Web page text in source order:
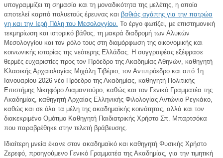
υπογραμμίζει τη σημασία και τη μοναδικότητα της μελέτης, η οποία
αποτελεί καρπό πολυετούς έρευνας και βαθιάς αγάπης για την πατρώα
γη και την Ιερή Πόλη του Μεσολογγίου. Το έργο φωτίζει, με επιστημονική
τεκμηρίωση και ιστορικό βάθος, τη μακρά διαδρομή των Αλυκών
Μεσολογγίου και τον ρόλο τους στη διαμόρφωση της οικονομικής και
κοινωνικής ιστορίας της νεότερης Ελλάδας. Η συγγραφέας εξέφρασε
θερμές ευχαριστίες προς τον Πρόεδρο της Ακαδημίας Αθηνών, καθηγητή
Κλασικής Αρχαιολογίας Μιχάλη Τιβέριο, τον Αντιπρόεδρο και από 1η
Ιανουαρίου 2026 νέο Πρόεδρο της Ακαδημίας, καθηγητή Πολιτικής
Επιστήμης Νικηφόρο Διαμαντούρο, καθώς και τον Γενικό Γραμματέα της
Ακαδημίας, καθηγητή Αρχαίας Ελληνικής Φιλολογίας Αντώνιο Ρεγκάκο,
καθώς και σε όλα τα μέλη της ακαδημαϊκής κοινότητας, αλλά και τον
διακεκριμένο Ομότιμο Καθηγητή Παιδιατρικής Χρήστο Σπ. Μπαρτσόκα
που παραβρέθηκε στην τελετή βράβευσης.
Ιδιαίτερη μνεία έκανε στον ακαδημαϊκό και καθηγητή Φυσικής Χρήστο
Ζερεφό, προηγούμενο Γενικό Γραμματέα της Ακαδημίας, για την τιμητική